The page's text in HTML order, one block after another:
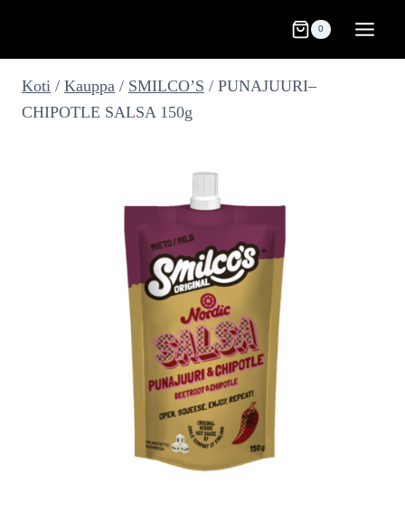
0
Koti / Kauppa / SMILCO’S / PUNAJUURI–
CHIPOTLE SALSA 150g